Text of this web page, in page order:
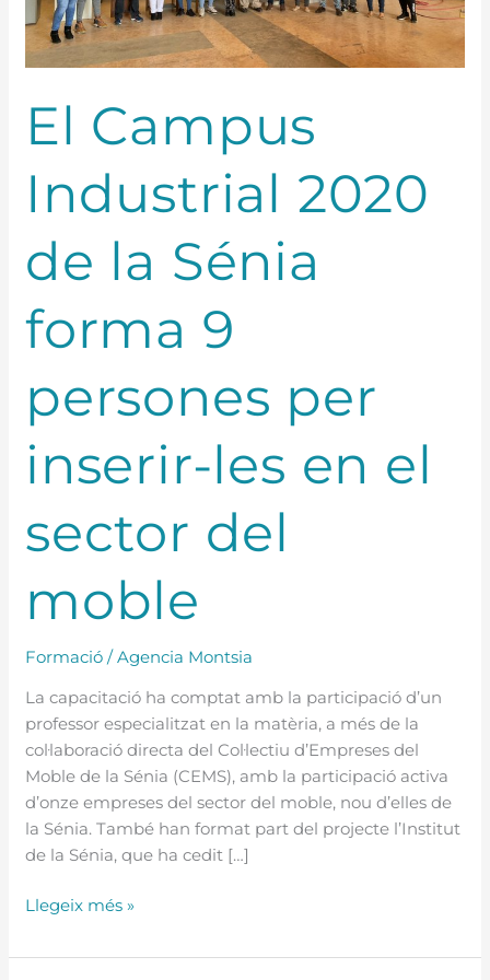
El Campus
Industrial 2020
de la Sénia
forma 9
persones per
inserir-les en el
sector del
moble
Formació /Agencia Montsia
La capacitació ha comptat amb la participació d’un
professor especialitzat en la matèria, a més de la
col·laboració directa del Col·lectiu d’Empreses del
Moble de la Sénia (CEMS), amb la participació activa
d’onze empreses del sector del moble, nou d’elles de
la Sénia. També han format part del projecte l’Institut
de la Sénia, que ha cedit […]
per
inserir-
les
el
sector
moble
Llegeix més »